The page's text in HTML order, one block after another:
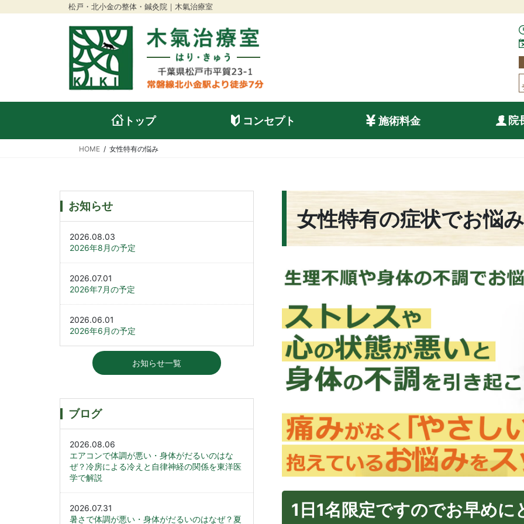
松戸・北小金の整体・鍼灸院｜木氣治療室
トップ コンセプト 施術料金 院
HOME 女性特有の悩み
女性特有の症状でお悩
1日1名限定ですのでお早めに
お知らせ
2026.08.03
2026年8月の予定
2026.07.01
2026年7月の予定
2026.06.01
2026年6月の予定
お知らせ一覧
ブログ
2026.08.06
エアコンで体調が悪い・身体がだるいのはな
ぜ？冷房による冷えと自律神経の関係を東洋医
学で解説
2026.07.31
暑さで体調が悪い・身体がだるいのはなぜ？夏